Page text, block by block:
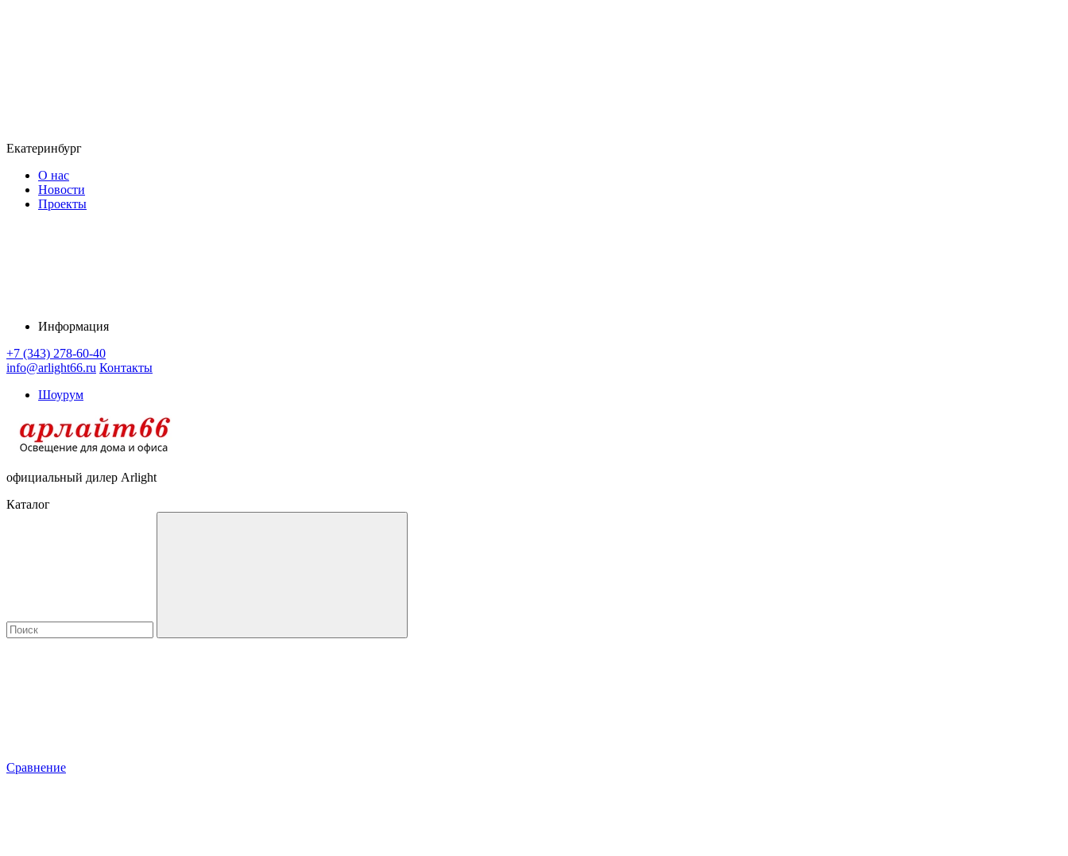
Екатеринбург
О нас
Новости
Проекты
Информация
+7 (343) 278-60-40
info@arlight66.ru Контакты
Шоурум
официальный дилер Arlight
Каталог
Сравнение